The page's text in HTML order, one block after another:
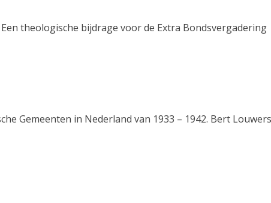
theologische bijdrage voor de Extra Bondsvergadering
Gemeenten in Nederland van 1933 – 1942. Bert